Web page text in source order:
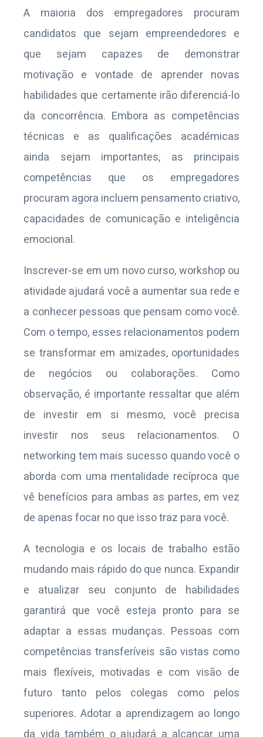
A maioria dos empregadores procuram
candidatos que sejam empreendedores e
que sejam capazes de demonstrar
motivação e vontade de aprender novas
habilidades que certamente irão diferenciá-lo
da concorrência. Embora as competências
técnicas e as qualificações académicas
ainda sejam importantes, as principais
competências que os empregadores
procuram agora incluem pensamento criativo,
capacidades de comunicação e inteligência
emocional.
Inscrever-se em um novo curso, workshop ou
atividade ajudará você a aumentar sua rede e
a conhecer pessoas que pensam como você.
Com o tempo, esses relacionamentos podem
se transformar em amizades, oportunidades
de negócios ou colaborações. Como
observação, é importante ressaltar que além
de investir em si mesmo, você precisa
investir nos seus relacionamentos. O
networking tem mais sucesso quando você o
aborda com uma mentalidade recíproca que
vê benefícios para ambas as partes, em vez
de apenas focar no que isso traz para você.
A tecnologia e os locais de trabalho estão
mudando mais rápido do que nunca. Expandir
e atualizar seu conjunto de habilidades
garantirá que você esteja pronto para se
adaptar a essas mudanças. Pessoas com
competências transferíveis são vistas como
mais flexíveis, motivadas e com visão de
futuro tanto pelos colegas como pelos
superiores. Adotar a aprendizagem ao longo